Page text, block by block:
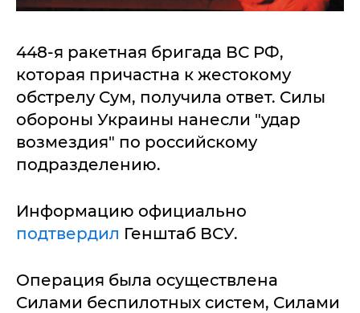
448-я ракетная бригада ВС РФ,
которая причастна к жестокому
обстрелу Сум, получила ответ. Силы
обороны Украины нанесли "удар
возмездия" по российскому
подразделению.
Информацию официально
подтвердил Генштаб ВСУ.
Операция была осуществлена
Силами беспилотных систем, Силами